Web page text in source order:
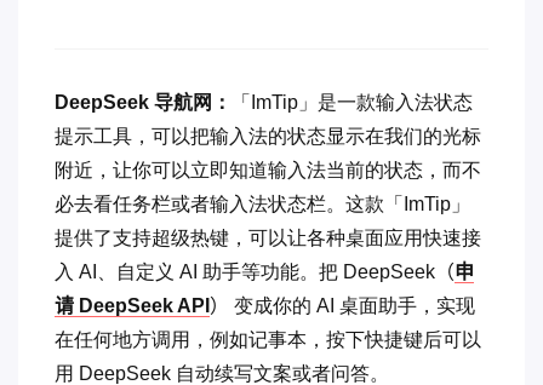
DeepSeek 导航网：
「ImTip」是一款输入法状态
提示工具，可以把输入法的状态显示在我们的光标
附近，让你可以立即知道输入法当前的状态，而不
必去看任务栏或者输入法状态栏。这款「ImTip」
提供了支持超级热键，可以让各种桌面应用快速接
入 AI、自定义 AI 助手等功能。把 DeepSeek （申
请 DeepSeek API ）
变成你的 AI 桌面助手，实现
在任何地方调用，例如记事本，按下快捷键后可以
用 DeepSeek 自动续写文案或者问答。